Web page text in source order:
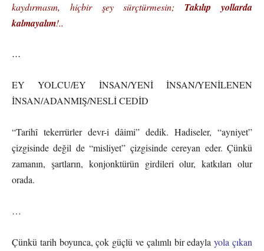
kaydırmasın, hiçbir şey sürçtürmesin;
Takılıp yollarda
kalmayalım!..
…
EY YOLCU/EY İNSAN/YENİ İNSAN/YENİLENEN
İNSAN/ADANMIŞ/NESLİ CEDİD
“Tarihî tekerrürler devr-i dâimi” dedik. Hadiseler, “ayniyet”
çizgisinde değil de “misliyet” çizgisinde cereyan eder. Çünkü
zamanın, şartların, konjonktürün girdileri olur, katkıları olur
orada.
…
Çünkü tarih boyunca, çok güçlü ve çalımlı bir edayla yola çıkan